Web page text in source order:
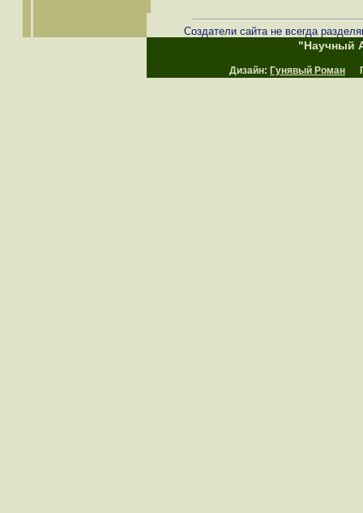
Создатели сайта не всегда
"Научный
Дизайн: Гунявый Роман